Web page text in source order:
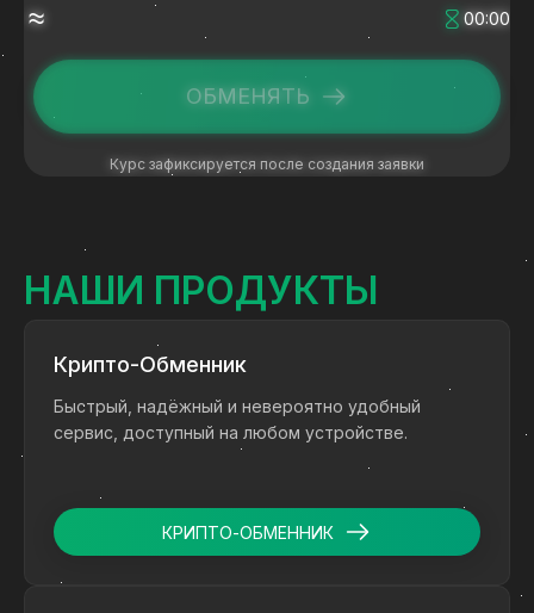
≈ 00:00
ОБМЕНЯТЬ
Курс зафиксируется после создания заявки
НАШИ ПРОДУКТЫ
Крипто-Обменник
Быстрый, надёжный и невероятно удобный
сервис, доступный на любом устройстве.
КРИПТО-ОБМЕННИК